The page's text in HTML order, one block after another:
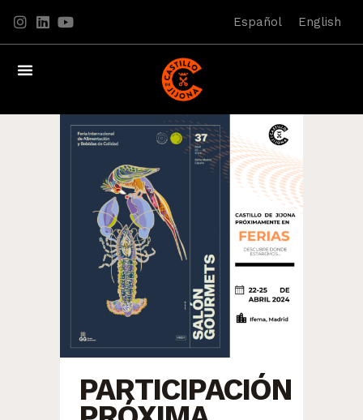
Español English
PARTICIPACIÓN